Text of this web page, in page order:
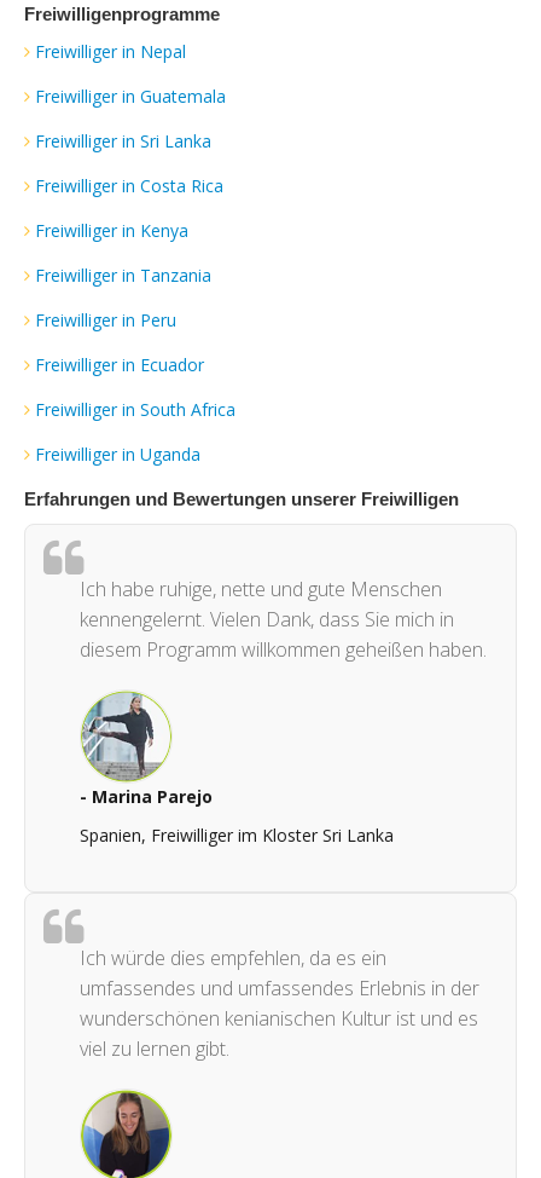
Freiwilligenprogramme
Freiwilliger in Nepal
Freiwilliger in Guatemala
Freiwilliger in Sri Lanka
Freiwilliger in Costa Rica
Freiwilliger in Kenya
Freiwilliger in Tanzania
Freiwilliger in Peru
Freiwilliger in Ecuador
Freiwilliger in South Africa
Freiwilliger in Uganda
Erfahrungen und Bewertungen unserer Freiwilligen
Ich habe ruhige, nette und gute Menschen
kennengelernt. Vielen Dank, dass Sie mich in
diesem Programm willkommen geheißen haben.
- Marina Parejo
Spanien, Freiwilliger im Kloster Sri Lanka
Ich würde dies empfehlen, da es ein
umfassendes und umfassendes Erlebnis in der
wunderschönen kenianischen Kultur ist und es
viel zu lernen gibt.